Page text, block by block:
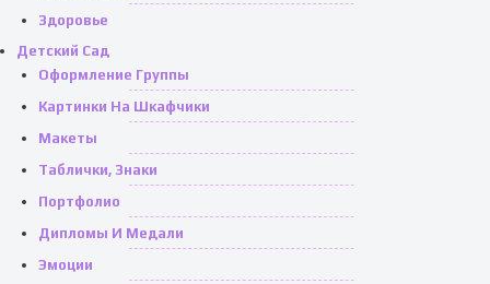
Здоровье
Детский Сад
Оформление Группы
Картинки На Шкафчики
Макеты
Таблички, Знаки
Портфолио
Дипломы И Медали
Эмоции